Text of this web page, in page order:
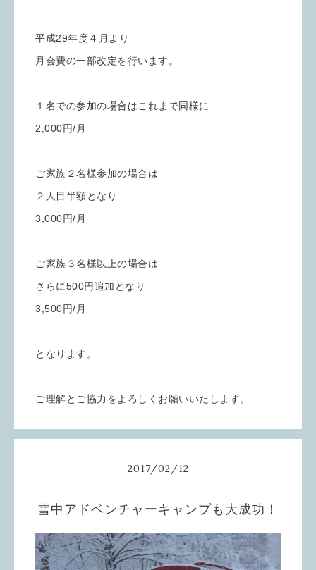
平成29年度４月より
月会費の一部改定を行います。
１名での参加の場合はこれまで同様に
2,000円/月
ご家族２名様参加の場合は
２人目半額となり
3,000円/月
ご家族３名様以上の場合は
さらに500円追加となり
3,500円/月
となります。
ご理解とご協力をよろしくお願いいたします。
2017/02/12
雪中アドベンチャーキャンプも大成功！